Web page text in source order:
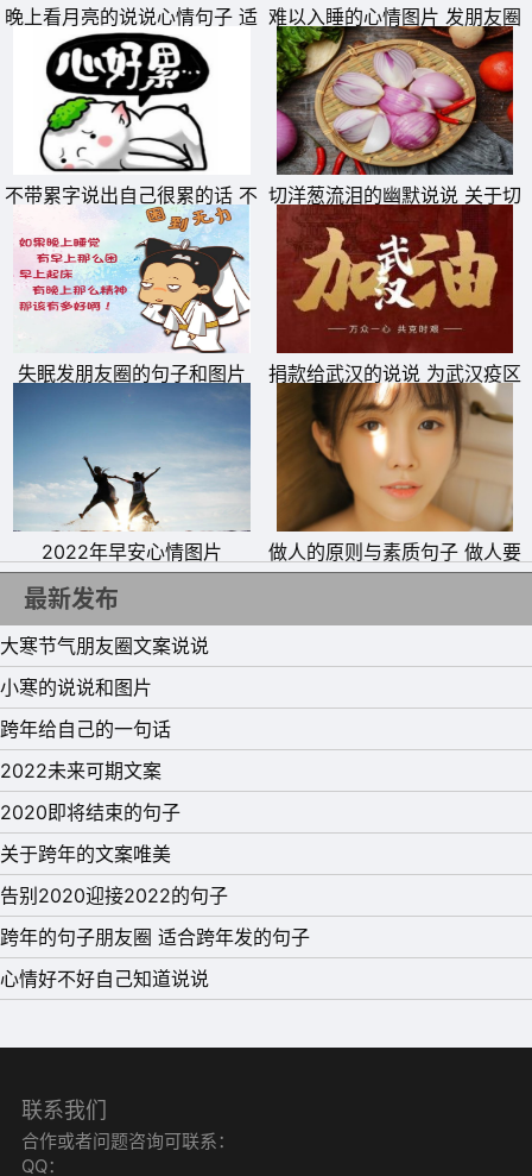
12、寒风萧萧，卷走昨日之烦恼;雪花飘飘，舞动浪漫的歌
谣;梅香阵阵，香气扑鼻常欢笑;祝愿条条，快乐幸福将你绕;
小寒节气到，愿你幸福乐逍遥!
13、小寒节气祝福到，愿我的短信比别人快，比雪花早;愿
你的心情像蜜一样甜，像花一样好;愿你的身体像牛一样
壮，像虎一样棒;祝你笑口常开，快快乐乐!
14、语不在深，达意则行;话不在多，心诚则灵;斯是小寒，
问候先行。窗外已飘白，踏雪遍地银;谈笑驱愁绪，寄语存
真情。无聒噪之乱耳，无工作之劳形。我曰：小寒天冷，多
多保重!
15、小寒防冻绝招有：忙碌之余多打球;叫上朋友喝点酒;加
油整个小两口，冷了也好牵牵手，偶尔还能搂一搂，幸福一
生到白头!祝小寒快乐!
16、我收集春天的温馨，储存夏天的热量，提取秋天的快
乐，就为了在冬日小寒到来的这一天，夹杂着我的祝福发给
你，祝节日快乐!记得添衣哦!
多关照，问候需趁早，短信我先到。
18、心意，似雪飞舞，弥漫情谊无数;牵挂，透心彻骨，扯
晚上看月亮的说说心情句子 适
合拍月亮照片发朋友圈的文案
难以入睡的心情图片 发朋友圈
专用失眠配图
不带累字说出自己很累的话 不
带累字表达自己累的句子
切洋葱流泪的幽默说说 关于切
洋葱流泪的句子
失眠发朋友圈的句子和图片
捐款给武汉的说说 为武汉疫区
抗击疫情捐钱的句子
2022年早安心情图片
做人的原则与素质句子 做人要
有底线的说说
最新发布
大寒节气朋友圈文案说说
小寒的说说和图片
跨年给自己的一句话
2022未来可期文案
2020即将结束的句子
关于跨年的文案唯美
告别2020迎接2022的句子
跨年的句子朋友圈 适合跨年发的句子
心情好不好自己知道说说
联系我们
合作或者问题咨询可联系：
QQ：